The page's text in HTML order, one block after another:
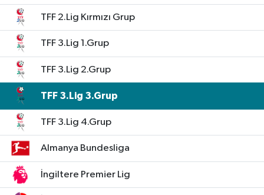
TFF 2.Lig Kırmızı Grup
TFF 3.Lig 1.Grup
TFF 3.Lig 2.Grup
TFF 3.Lig 3.Grup
TFF 3.Lig 4.Grup
Almanya Bundesliga
İngiltere Premier Lig